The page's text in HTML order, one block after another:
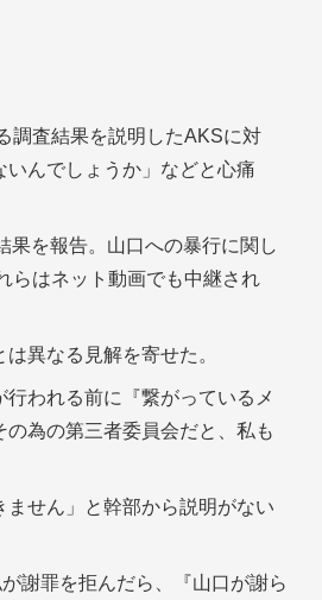
調査結果を説明したAKSに対
んでしょうか」などと心痛
果を報告。山口への暴行に関し
らはネット動画でも中継され
異なる見解を寄せた。
われる前に『繋がっているメ
為の第三者委員会だと、私も
せん」と幹部から説明がない
謝罪を拒んだら、『山口が謝ら